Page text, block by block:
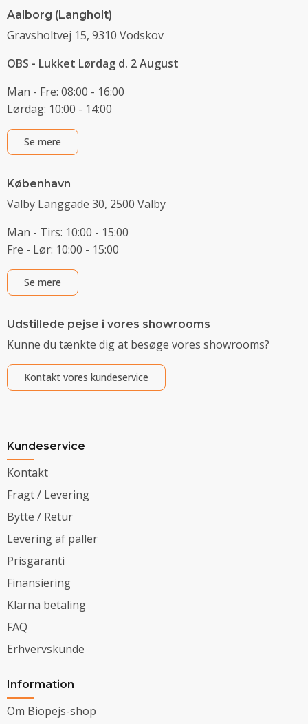
Aalborg (Langholt)
Gravsholtvej 15, 9310 Vodskov
OBS - Lukket Lørdag d. 2 August
Man - Fre: 08:00 - 16:00
Lørdag: 10:00 - 14:00
Se mere
København
Valby Langgade 30, 2500 Valby
Man - Tirs: 10:00 - 15:00
Fre - Lør: 10:00 - 15:00
Se mere
Udstillede pejse i vores showrooms
Kunne du tænkte dig at besøge vores showrooms?
Kontakt vores kundeservice
Kundeservice
Kontakt
Fragt / Levering
Bytte / Retur
Levering af paller
Prisgaranti
Finansiering
Klarna betaling
FAQ
Erhvervskunde
Information
Om Biopejs-shop